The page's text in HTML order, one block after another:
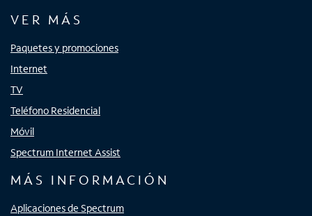
VER MÁS
Paquetes y promociones
Internet
TV
Teléfono Residencial
Móvil
Spectrum Internet Assist
MÁS INFORMACIÓN
Aplicaciones de Spectrum